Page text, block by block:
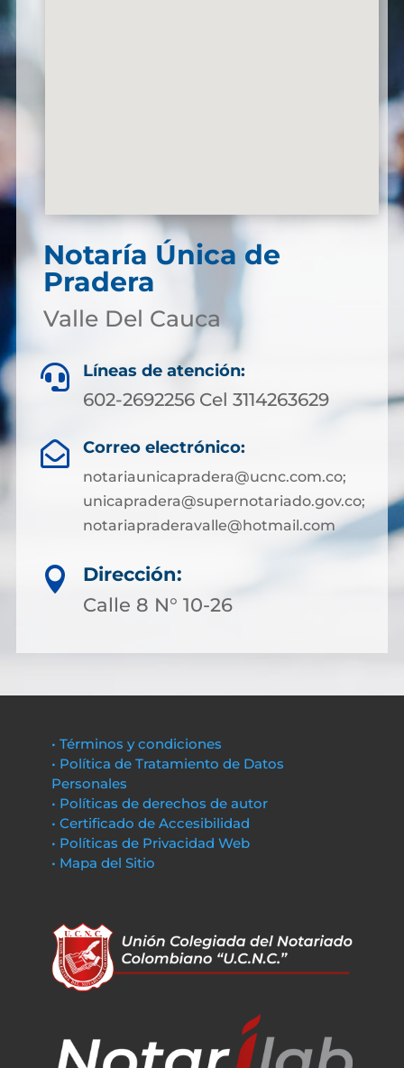
Notaría Única de
Pradera
Valle Del Cauca
 Líneas de atención:
602-2692256 Cel 3114263629
 Correo electrónico:
notariaunicapradera@ucnc.com.co;
unicapradera@supernotariado.gov.co;
notariapraderavalle@hotmail.com

Dirección:
Calle 8 N° 10-26
• Términos y condiciones
• Política de Tratamiento de Datos
Personales
• Políticas de derechos de autor
• Certificado de Accesibilidad
• Políticas de Privacidad Web
• Mapa del Sitio